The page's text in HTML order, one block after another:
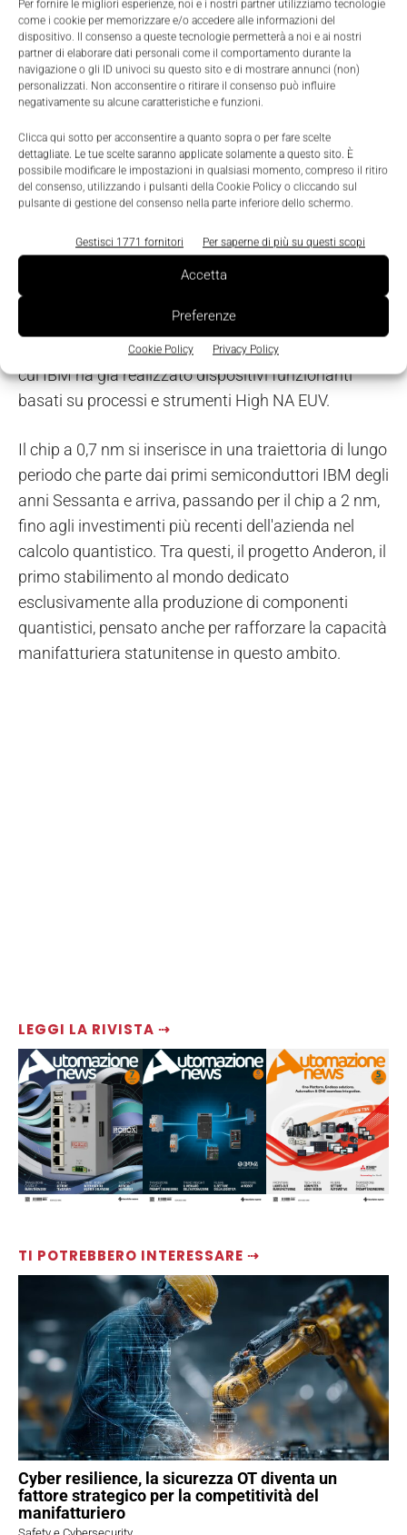
Per fornire le migliori esperienze, noi e i nostri partner utilizziamo tecnologie
come i cookie per memorizzare e/o accedere alle informazioni del
dispositivo. Il consenso a queste tecnologie permetterà a noi e ai nostri
partner di elaborare dati personali come il comportamento durante la
navigazione o gli ID univoci su questo sito e di mostrare annunci (non)
personalizzati. Non acconsentire o ritirare il consenso può influire
negativamente su alcune caratteristiche e funzioni.
Clicca qui sotto per acconsentire a quanto sopra o per fare scelte
dettagliate. Le tue scelte saranno applicate solamente a questo sito. È
possibile modificare le impostazioni in qualsiasi momento, compreso il ritiro
del consenso, utilizzando i pulsanti della Cookie Policy o cliccando sul
pulsante di gestione del consenso nella parte inferiore dello schermo.
Gestisci 1771 fornitori Per saperne di più su questi scopi
Accetta
Preferenze
Cookie Policy Privacy Policy
LEGGI LA RIVISTA ⇢
TI POTREBBERO INTERESSARE ⇢
Cyber resilience, la sicurezza OT diventa un
fattore strategico per la competitività del
manifatturiero
di questa architettura, IBM stima una roadmap di
almeno un altro decennio di sviluppo nello scaling
dei semiconduttori.
Il contesto: Albany, i partner
industriali e il quantum
Il lavoro si svolge presso il centro di ricerca sui
dove IBM si prepara a installare un sistema di
litografia ultravioletta estrema ad alta apertura
numerica (High NA EUV) sviluppato da ASML. Alla
ricerca collaborano anche Lam Research, Tokyo
Electron e SCREEN Semiconductor Solutions, con
cui IBM ha già realizzato dispositivi funzionanti
basati su processi e strumenti High NA EUV.
Il chip a 0,7 nm si inserisce in una traiettoria di lungo
periodo che parte dai primi semiconduttori IBM degli
anni Sessanta e arriva, passando per il chip a 2 nm,
fino agli investimenti più recenti dell'azienda nel
calcolo quantistico. Tra questi, il progetto Anderon, il
primo stabilimento al mondo dedicato
esclusivamente alla produzione di componenti
quantistici, pensato anche per rafforzare la capacità
manifatturiera statunitense in questo ambito.